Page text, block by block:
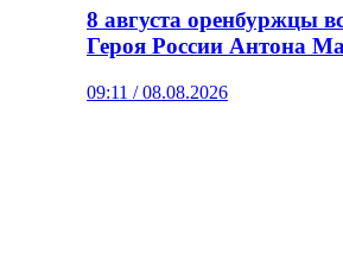
8 августа оренбуржцы
Героя России Антона
09:11 / 08.08.2026